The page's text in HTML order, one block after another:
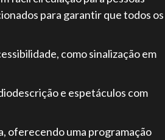
para garantir que todos os
como sinalização em
e espetáculos com
oferecendo uma programação